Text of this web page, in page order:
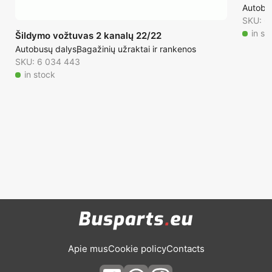
Šildymo vožtuvas 2 kanalų 22/22
Autobusų dalysBagažinių užraktai ir rankenos
SKU: 6 034 443
in stock
SKU:
in
Apie musCookie policyContacts